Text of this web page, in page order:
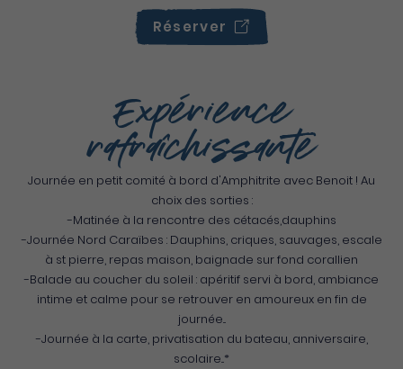
Expérience
rafraîchissante
Journée en petit comité à bord d'Amphitrite avec Benoit ! Au
choix des sorties :
-Matinée à la rencontre des cétacés,dauphins
-Journée Nord Caraïbes : Dauphins, criques, sauvages, escale
à st pierre, repas maison, baignade sur fond corallien
-Balade au coucher du soleil : apéritif servi à bord, ambiance
intime et calme pour se retrouver en amoureux en fin de
journée...
-Journée à la carte, privatisation du bateau, anniversaire,
scolaire...*
Réserver